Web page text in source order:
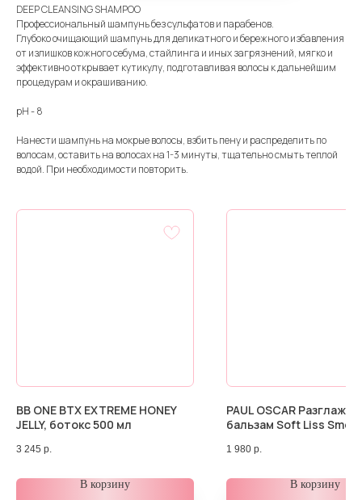
DEEP CLEANSING SHAMPOO
Профессиональный шампунь без сульфатов и парабенов.
Глубоко очищающий шампунь для деликатного и бережного избавления
от излишков кожного себума, стайлинга и иных загрязнений, мягко и
эффективно открывает кутикулу, подготавливая волосы к дальнейшим
процедурам и окрашиванию.
pH - 8
Нанести шампунь на мокрые волосы, взбить пену и распределить по
волосам, оставить на волосах на 1-3 минуты, тщательно смыть теплой
водой. При необходимости повторить.
BB ONE BTX EXTREME HONEY
JELLY, ботокс 500 мл
3 245 р.
В корзину
PAUL OSCAR
бальзам Soft Liss
1 980 р.
В корзину